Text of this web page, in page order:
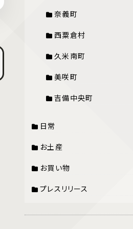
奈義町
西粟倉村
久米南町
美咲町
吉備中央町
日常
お土産
お買い物
プレスリリース